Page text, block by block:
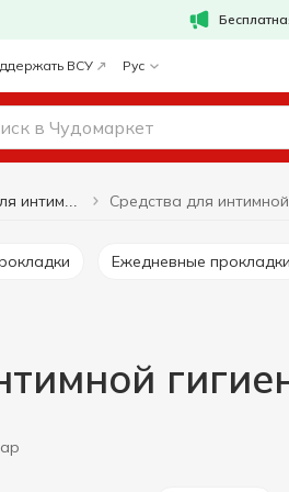
ВСУ Рус
Ежедневные прокладки